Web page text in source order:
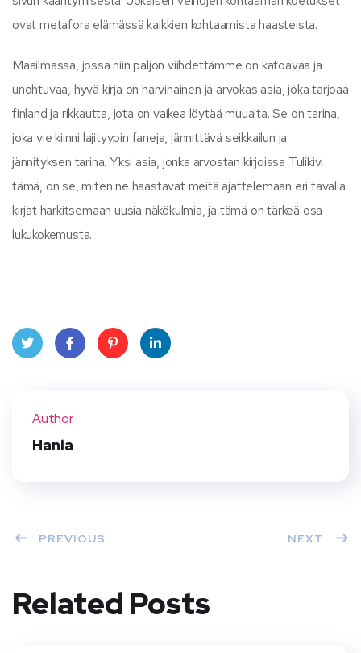
ovat metafora elämässä kaikkien kohtaamista haasteista.
Maailmassa, jossa niin paljon viihdettämme on katoavaa ja
unohtuvaa, hyvä kirja on harvinainen ja arvokas asia, joka tarjoaa
finland ja rikkautta, jota on vaikea löytää muualta. Se on tarina,
joka vie kiinni lajityypin faneja, jännittävä seikkailun ja
jännityksen tarina. Yksi asia, jonka arvostan kirjoissa Tulikivi
tämä, on se, miten ne haastavat meitä ajattelemaan eri tavalla
kirjat harkitsemaan uusia näkökulmia, ja tämä on tärkeä osa
lukukokemusta.
Author
Hania
PREVIOUS NEXT
Related Posts